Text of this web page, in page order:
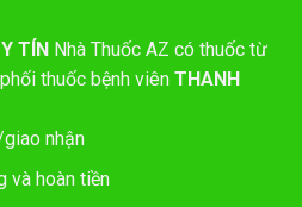
TÍN Nhà Thuốc AZ có thuốc từ
thuốc bệnh viên THANH
nhận
và hoàn tiền